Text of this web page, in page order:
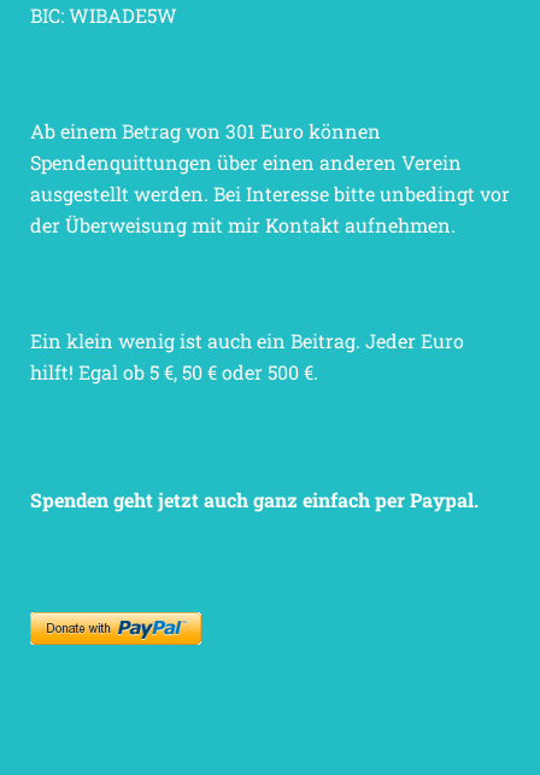
BIC: WIBADE5W
Ab einem Betrag von 301 Euro können
Spendenquittungen über einen anderen Verein
ausgestellt werden. Bei Interesse bitte unbedingt vor
der Überweisung mit mir Kontakt aufnehmen.
Ein klein wenig ist auch ein Beitrag. Jeder Euro
hilft! Egal ob 5 €, 50 € oder 500 €.
Spenden geht jetzt auch ganz einfach per Paypal.